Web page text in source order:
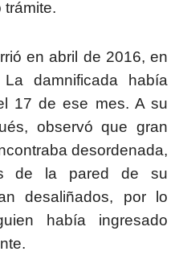
trámite.
en abril de 2016, en
damnificada había
17 de ese mes. A su
observó que gran
desordenada,
de la pared de su
desaliñados, por lo
había ingresado